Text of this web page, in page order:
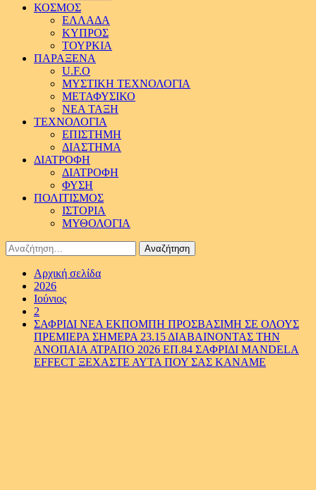
ΚΟΣΜΟΣ
ΕΛΛΑΔΑ
ΚΥΠΡΟΣ
ΤΟΥΡΚΙΑ
ΠΑΡΑΞΕΝΑ
U.F.O
ΜΥΣΤΙΚΗ ΤΕΧΝΟΛΟΓΙΑ
ΜΕΤΑΦΥΣΙΚΟ
ΝΕΑ ΤΑΞΗ
ΤΕΧΝΟΛΟΓΙΑ
ΕΠΙΣΤΗΜΗ
ΔΙΑΣΤΗΜΑ
ΔΙΑΤΡΟΦΗ
ΔΙΑΤΡΟΦΗ
ΦΥΣΗ
ΠΟΛΙΤΙΣΜΟΣ
ΙΣΤΟΡΙΑ
ΜΥΘΟΛΟΓΙΑ
Αναζήτηση
για:
Αρχική σελίδα
2026
Ιούνιος
2
ΣΑΦΡΙΔΙ ΝΕΑ ΕΚΠΟΜΠΗ ΠΡΟΣΒΑΣΙΜΗ ΣΕ ΟΛΟΥΣ
ΠΡΕΜΙΕΡΑ ΣΗΜΕΡΑ 23.15 ΔΙΑΒΑΙΝΟΝΤΑΣ ΤΗΝ
ΑΝΟΠΑΙΑ ΑΤΡΑΠΟ 2026 ΕΠ.84 ΣΑΦΡΙΔΙ MANDELA
EFFECT ΞΕΧΑΣΤΕ ΑΥΤΑ ΠΟΥ ΣΑΣ ΚΑΝΑΜΕ